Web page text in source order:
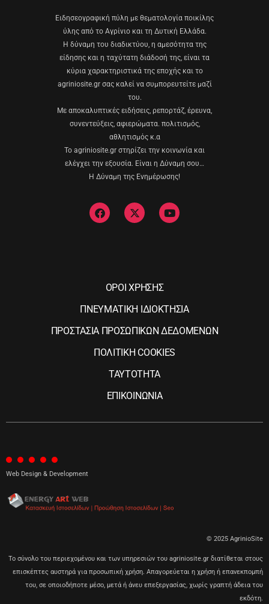
Eιδησεογραφική πύλη με θεματολογία ποικίλης
ύλης από το Αγρίνιο και τη Δυτική Ελλάδα.
Η δύναμη του διαδικτύου, η αμεσότητα της
είδησης και η ταχύτατη διάδοσή της, είναι τα
κύρια χαρακτηριστικά της εποχής και το
agriniosite.gr σας καλεί να συμπορευτείτε μαζί
του.
Με αποκαλυπτικές ειδήσεις, ρεπορτάζ, έρευνα,
συνεντεύξεις, αφιερώματα. πολιτισμός,
αθλητισμός κ.α
Το agriniosite.gr στηρίζει την κοινωνία και
ελέγχει την εξουσία. Είναι η Δύναμη σου…
Η Δύναμη της Ενημέρωσης!
ΟΡΟΙ ΧΡΗΣΗΣ
ΠΝΕΥΜΑΤΙΚΗ ΙΔΙΟΚΤΗΣΙΑ
ΠΡΟΣΤΑΣΙΑ ΠΡΟΣΩΠΙΚΩΝ ΔΕΔΟΜΕΝΩΝ
ΠΟΛΙΤΙΚΗ COOKIES
ΤΑΥΤΟΤΗΤΑ
ΕΠΙΚΟΙΝΩΝΙΑ
Web Design & Development
© 2025 AgrinioSite
Το σύνολο του περιεχομένου και των υπηρεσιών του agriniosite.gr διατίθεται στους
επισκέπτες αυστηρά για προσωπική χρήση. Απαγορεύεται η χρήση ή επανεκπομπή
του, σε οποιοδήποτε μέσο, μετά ή άνευ επεξεργασίας, χωρίς γραπτή άδεια του
εκδότη.